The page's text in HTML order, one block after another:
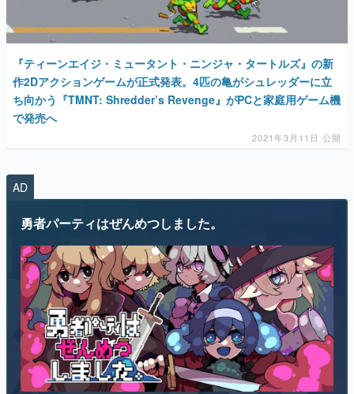
『ティーンエイジ・ミュータント・ニンジャ・タートルズ』の新
作2Dアクションゲームが正式発表。4匹の亀がシュレッダーに立
ち向かう『TMNT: Shredder’s Revenge』がPCと家庭用ゲーム機
で発売へ
2021年3月11日 公開
AD
勇者パーティはぜんめつしました。